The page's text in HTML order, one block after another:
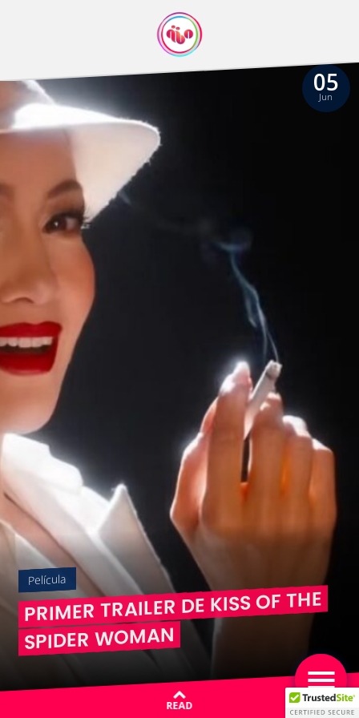
05
Jun
Película
PRIMER TRAILER DE KISS OF THE
SPIDER WOMAN
READ